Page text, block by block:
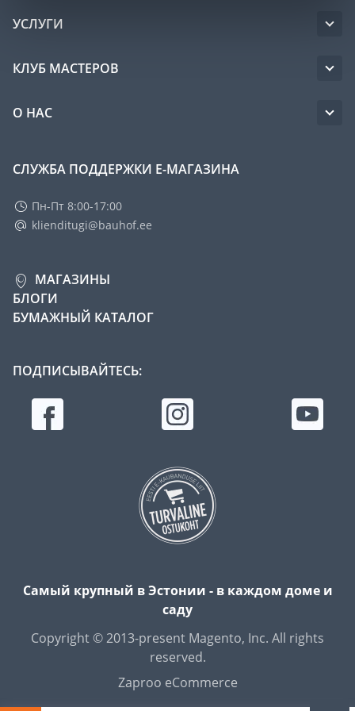
УСЛУГИ
КЛУБ МАСТЕРОВ
О НАС
СЛУЖБА ПОДДЕРЖКИ Е-МАГАЗИНА
Пн-Пт 8:00-17:00
klienditugi@bauhof.ee
МАГАЗИНЫ
БЛОГИ
БУМАЖНЫЙ КАТАЛОГ
ПОДПИСЫВАЙТЕСЬ:
Самый крупный в Эстонии - в каждом доме и
саду
Copyright © 2013-present Magento, Inc. All rights
reserved.
Zaproo eCommerce